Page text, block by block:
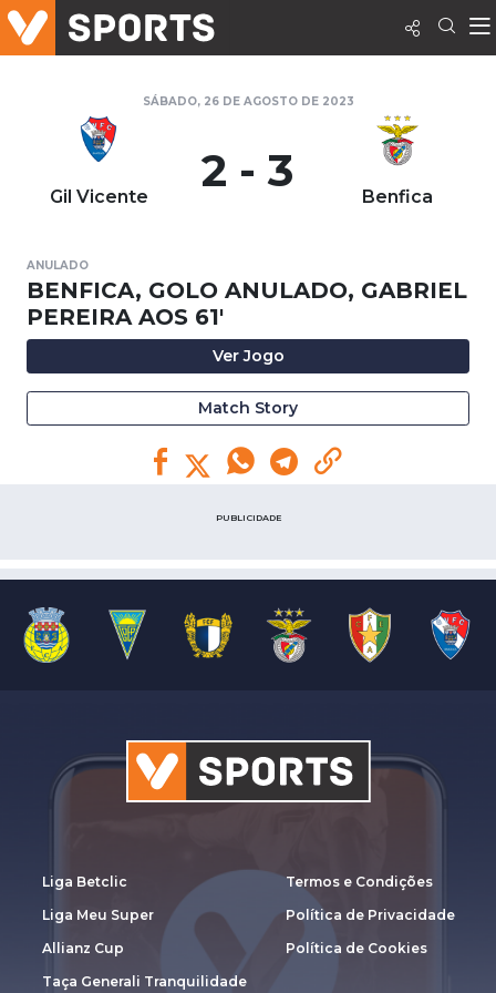
SÁBADO, 26 DE AGOSTO DE 2023
Gil Vicente 2 - 3 Benfica
ANULADO
BENFICA, GOLO ANULADO, GABRIEL
PEREIRA AOS 61'
Ver Jogo
Match Story
PUBLICIDADE
Liga Betclic
Liga Meu Super
Allianz Cup
Taça Generali Tranquilidade
Termos e Condições
Política de Privacidade
Política de Cookies